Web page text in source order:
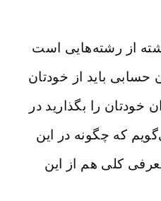
رشته از رشته‌هایی است
باید از خودتان
خودتان را بگذارید در
که چگونه در این
کلی هم از این